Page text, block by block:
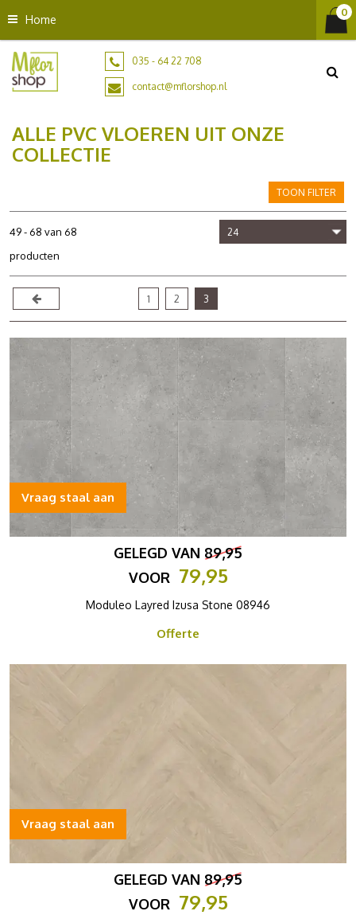
n
Home
035 - 64 22 708
contact@mflorshop.nl
ALLE PVC VLOEREN UIT ONZE
COLLECTIE
TOON FILTER
49 - 68 van 68
producten
1 2 3
GELEGD VAN 89,95
VOOR 79,95
Moduleo Layred Izusa Stone 08946
Offerte
Vraag staal aan
GELEGD VAN 89,95
VOOR 79,95
Vraag staal aan